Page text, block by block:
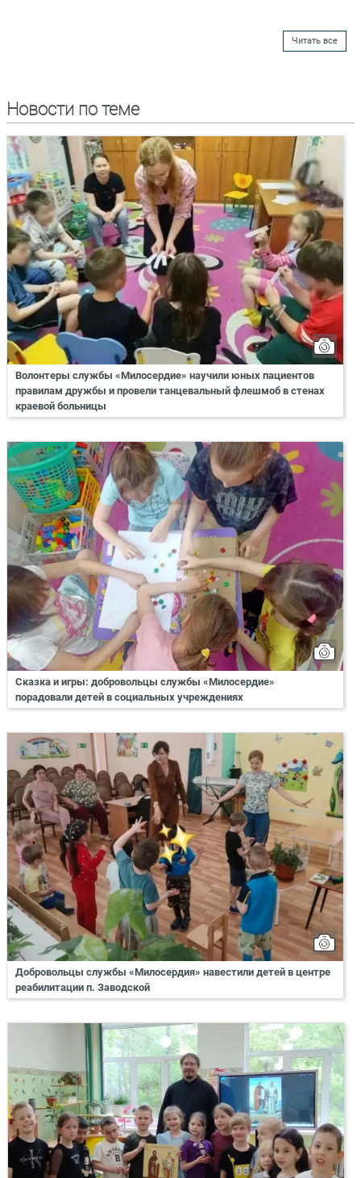
Читать все
Новости по теме
Волонтеры службы «Милосердие» научили юных пациентов
правилам дружбы и провели танцевальный флешмоб в стенах
краевой больницы
Сказка и игры: добровольцы службы «Милосердие»
порадовали детей в социальных учреждениях
Добровольцы службы «Милосердия» навестили детей в центре
реабилитации п. Заводской